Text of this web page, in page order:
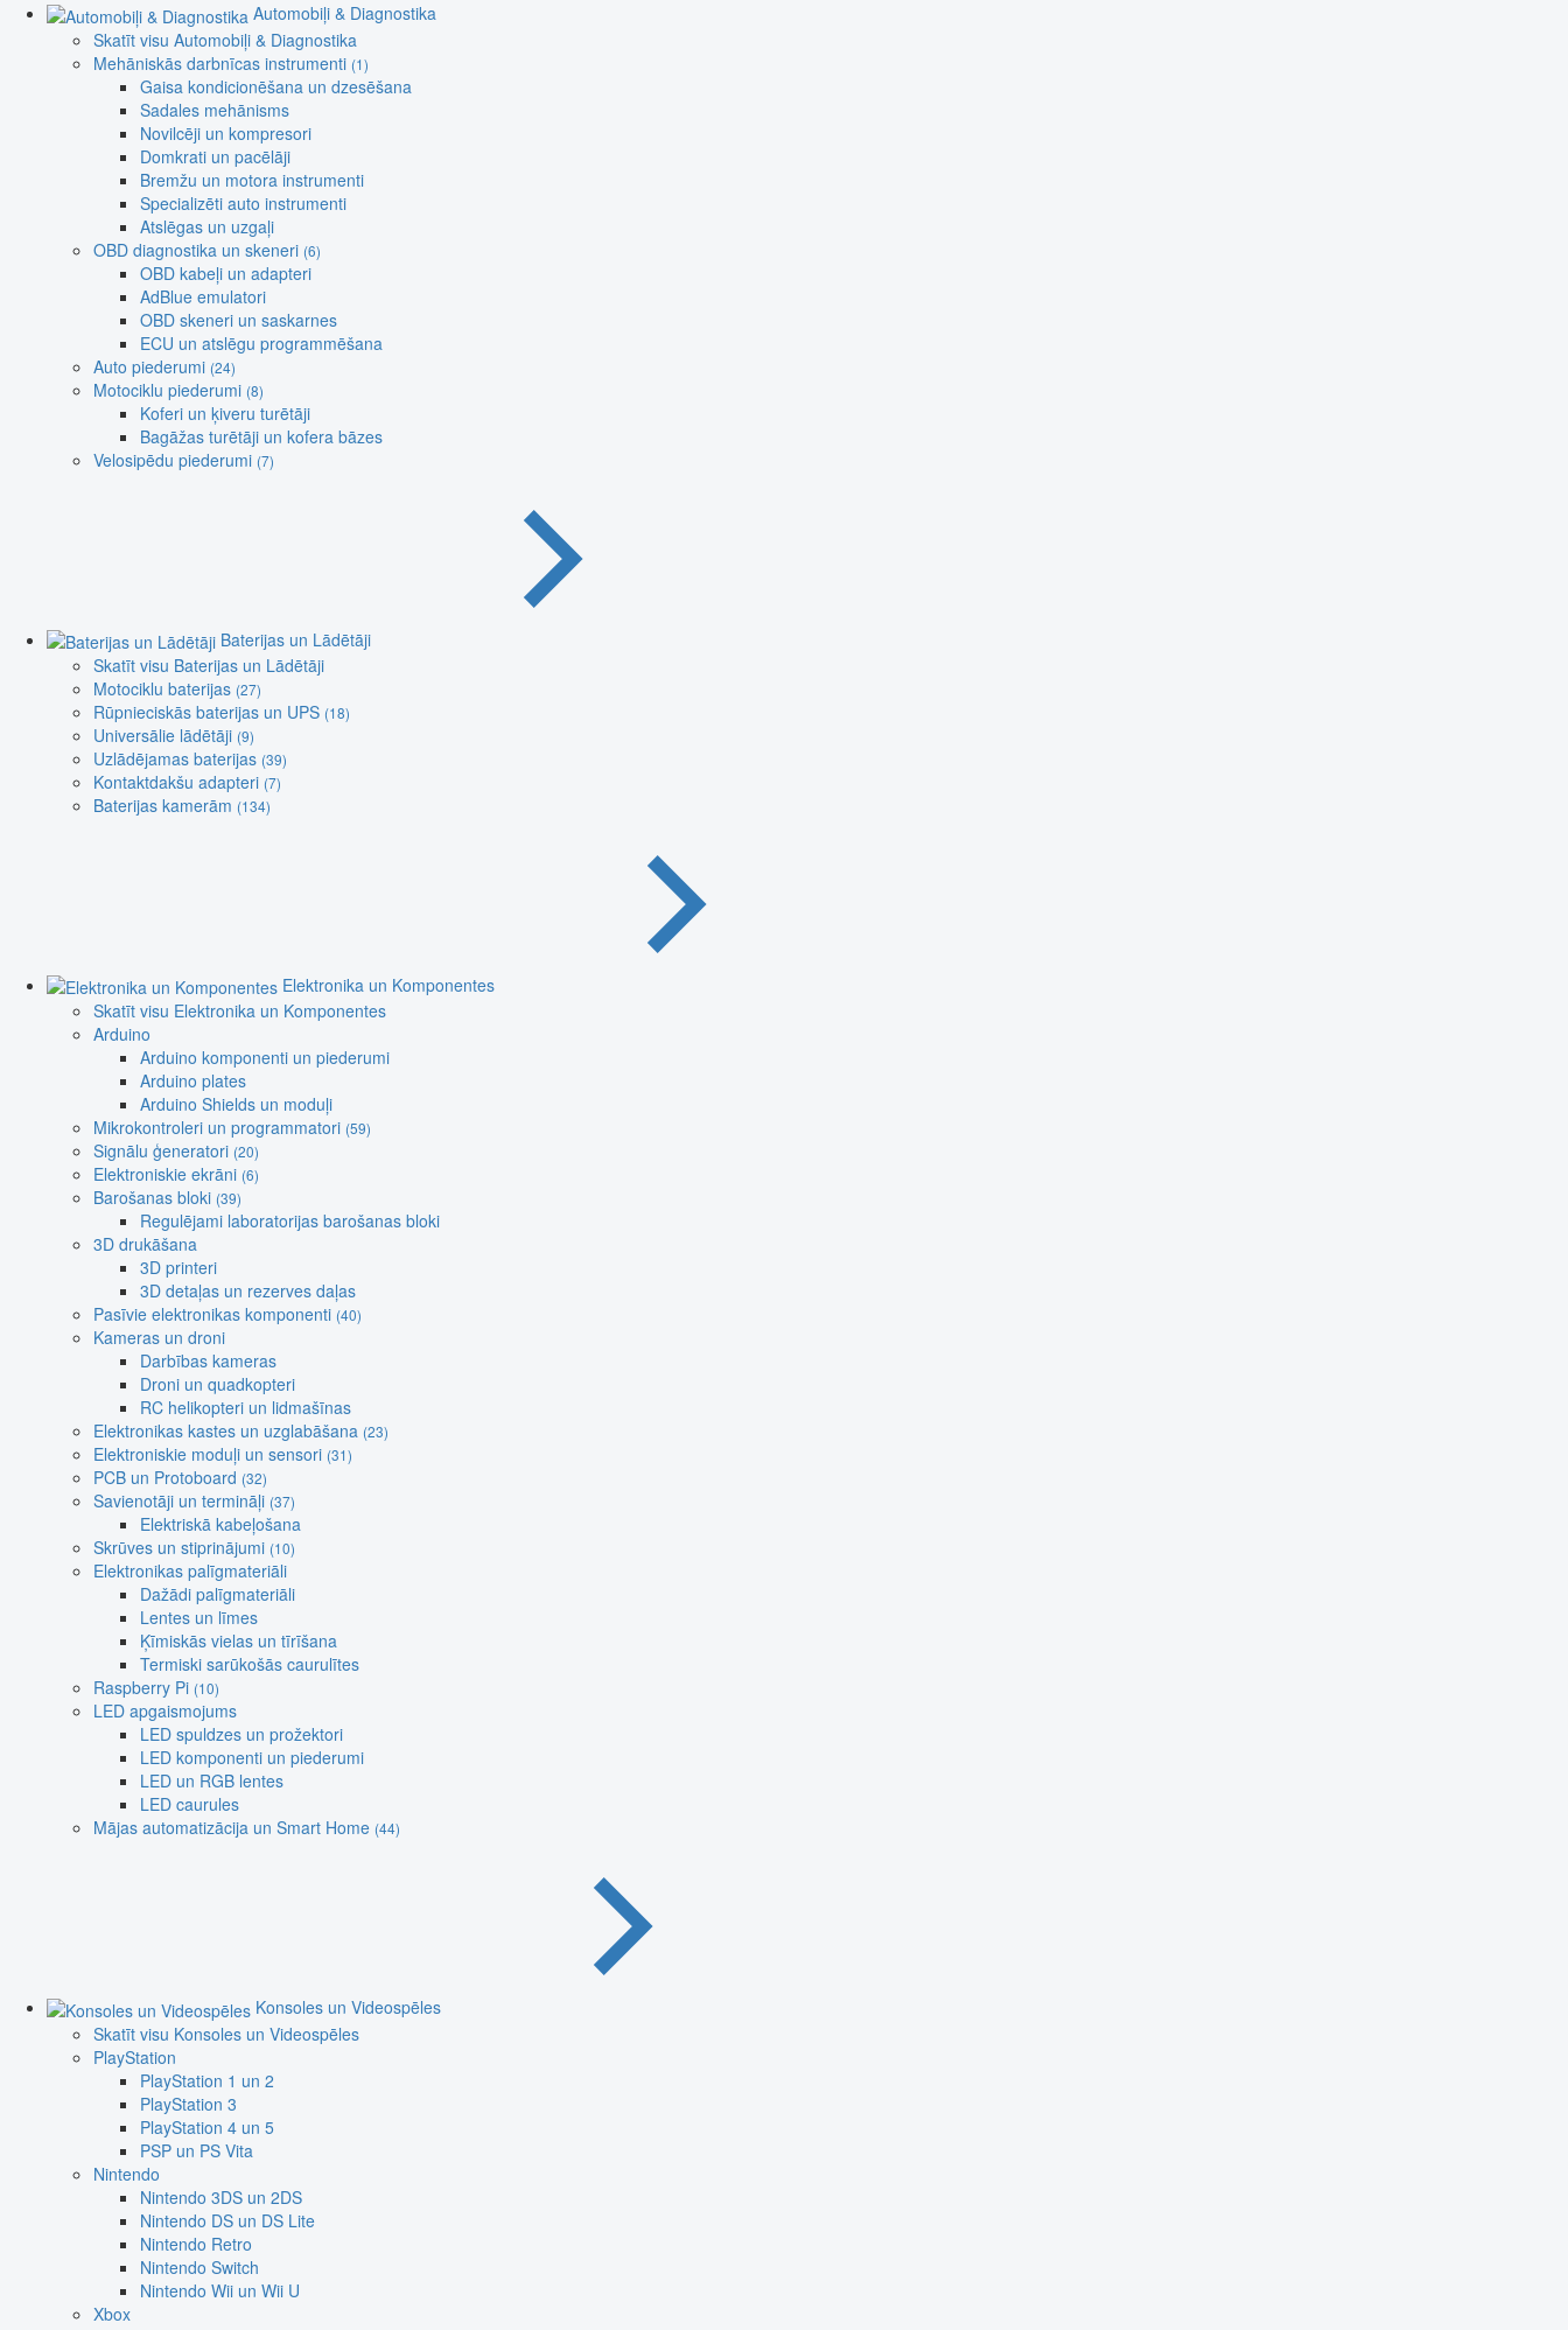
Automobiļi & Diagnostika
Skatīt visu Automobiļi & Diagnostika
Mehāniskās darbnīcas instrumenti (1)
Gaisa kondicionēšana un dzesēšana
Sadales mehānisms
Novilcēji un kompresori
Domkrati un pacēlāji
Bremžu un motora instrumenti
Specializēti auto instrumenti
Atslēgas un uzgaļi
OBD diagnostika un skeneri (6)
OBD kabeļi un adapteri
AdBlue emulatori
OBD skeneri un saskarnes
ECU un atslēgu programmēšana
Auto piederumi (24)
Motociklu piederumi (8)
Koferi un ķiveru turētāji
Bagāžas turētāji un kofera bāzes
Velosipēdu piederumi (7)
Baterijas un Lādētāji
Skatīt visu Baterijas un Lādētāji
Motociklu baterijas (27)
Rūpnieciskās baterijas un UPS (18)
Universālie lādētāji (9)
Uzlādējamas baterijas (39)
Kontaktdakšu adapteri (7)
Baterijas kamerām (134)
Elektronika un Komponentes
Skatīt visu Elektronika un Komponentes
Arduino
Arduino komponenti un piederumi
Arduino plates
Arduino Shields un moduļi
Mikrokontroleri un programmatori (59)
Signālu ģeneratori (20)
Elektroniskie ekrāni (6)
Barošanas bloki (39)
Regulējami laboratorijas barošanas bloki
3D drukāšana
3D printeri
3D detaļas un rezerves daļas
Pasīvie elektronikas komponenti (40)
Kameras un droni
Darbības kameras
Droni un quadkopteri
RC helikopteri un lidmašīnas
Elektronikas kastes un uzglabāšana (23)
Elektroniskie moduļi un sensori (31)
PCB un Protoboard (32)
Savienotāji un termināļi (37)
Elektriskā kabeļošana
Skrūves un stiprinājumi (10)
Elektronikas palīgmateriāli
Dažādi palīgmateriāli
Lentes un līmes
Ķīmiskās vielas un tīrīšana
Termiski sarūkošās caurulītes
Raspberry Pi (10)
LED apgaismojums
LED spuldzes un prožektori
LED komponenti un piederumi
LED un RGB lentes
LED caurules
Mājas automatizācija un Smart Home (44)
Konsoles un Videospēles
Skatīt visu Konsoles un Videospēles
PlayStation
PlayStation 1 un 2
PlayStation 3
PlayStation 4 un 5
PSP un PS Vita
Nintendo
Nintendo 3DS un 2DS
Nintendo DS un DS Lite
Nintendo Retro
Nintendo Switch
Nintendo Wii un Wii U
Xbox